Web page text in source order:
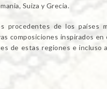
Suiza y Grecia.
procedentes de los países
composiciones inspirados en
de estas regiones e incluso